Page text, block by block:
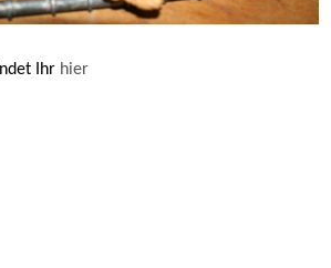
Ihr hier